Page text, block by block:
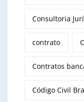
Consultoria
contrato
Contratos
Código Civil